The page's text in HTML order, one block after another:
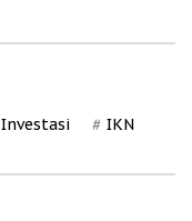
Investasi IKN